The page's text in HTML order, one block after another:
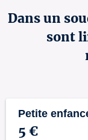
Dans un
sont
Petite
5 €